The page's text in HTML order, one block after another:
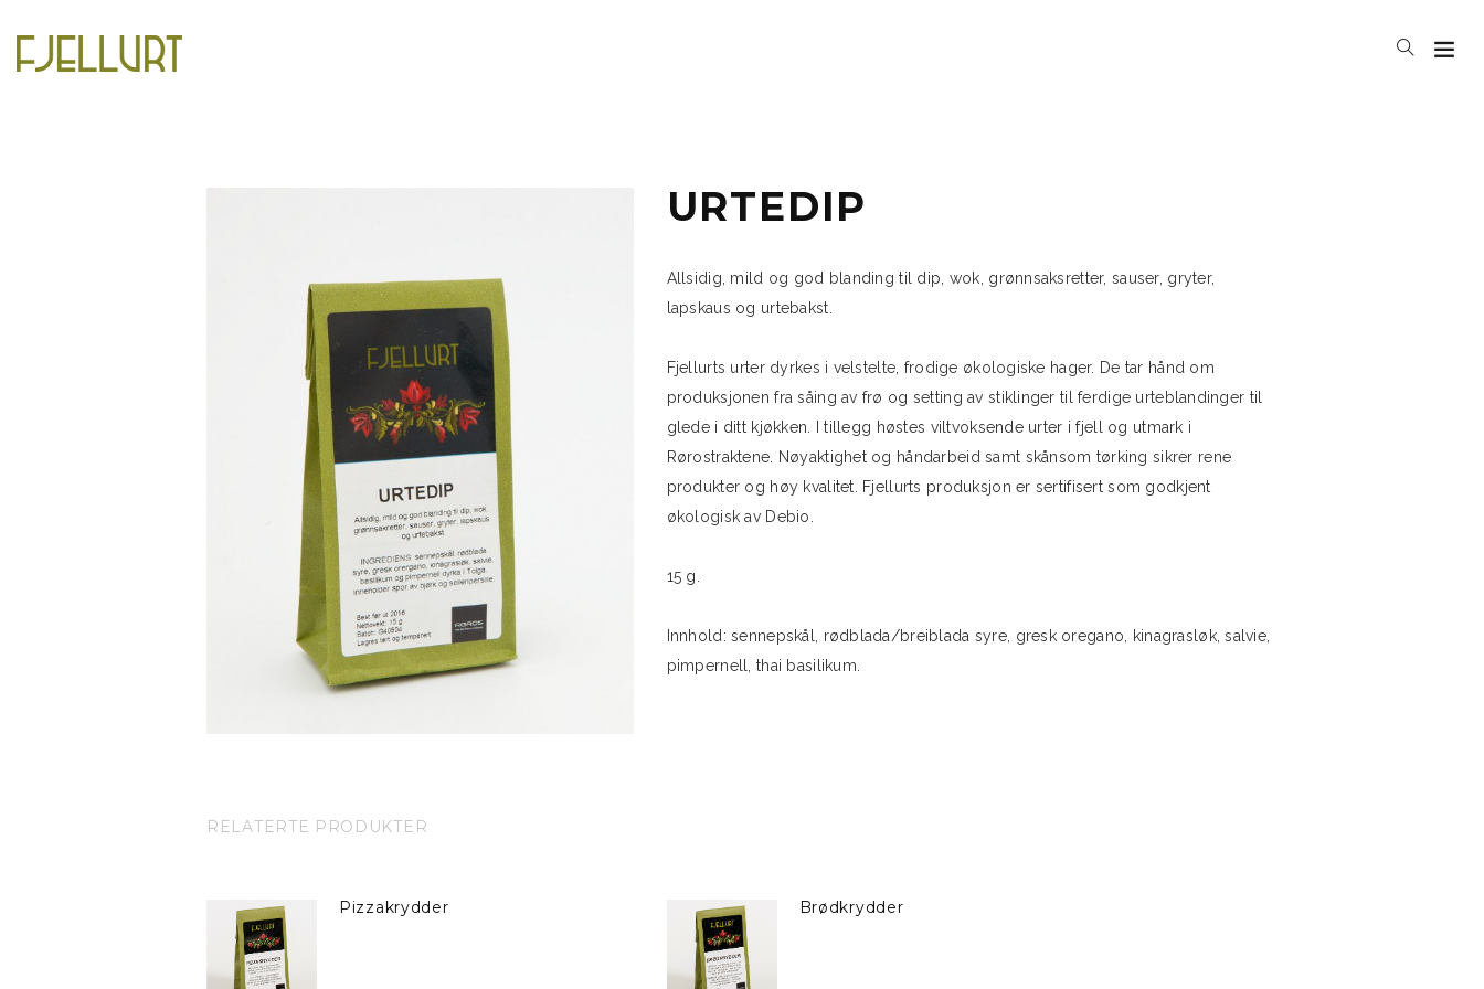
URTEDIP
Allsidig, mild og god blanding til dip, wok, grønnsaksretter, sauser, gryter,
lapskaus og urtebakst.
Fjellurts urter dyrkes i velstelte, frodige økologiske hager. De tar hånd om
produksjonen fra såing av frø og setting av stiklinger til ferdige urteblandinger til
glede i ditt kjøkken. I tillegg høstes viltvoksende urter i fjell og utmark i
Rørostraktene. Nøyaktighet og håndarbeid samt skånsom tørking sikrer rene
produkter og høy kvalitet. Fjellurts produksjon er sertifisert som godkjent
økologisk av Debio.
15 g.
Innhold: sennepskål, rødblada/breiblada syre, gresk oregano, kinagrasløk, salvie,
pimpernell, thai basilikum.
RELATERTE PRODUKTER
Pizzakrydder Brødkrydder